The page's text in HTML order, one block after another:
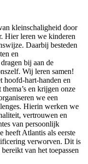
kleinschaligheid door
Hier leren we kinderen
Daarbij besteden
en
bij aan de
Wij leren samen!
hoofd-hart-handen en
en krijgen onze
we een
Hierin werken we
vertrouwen en
van persoonlijk
heeft Atlantis als eerste
verworven. Dit is
van het toepassen